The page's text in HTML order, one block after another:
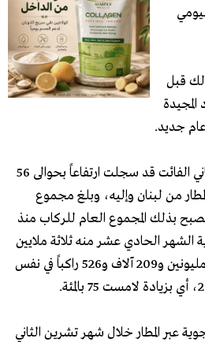
قبل
وكانت أرقام شهر تشرين الثاني الفائت قد سجلت ارتفاعاً بحوالى 56
المطار من لبنان وإليه، وبلغ مجموع
و4 ركاب، ليصبح بذلك المجموع العام للركاب منذ
وحتى نهاية الشهر الحادي عشر منه ثلاثة ملايين
و 865 ألفاً و178 راكباً مقابل مليونين و209 آلاف و526 راكباً في نفس
عبر المطار خلال شهر تشرين الثاني